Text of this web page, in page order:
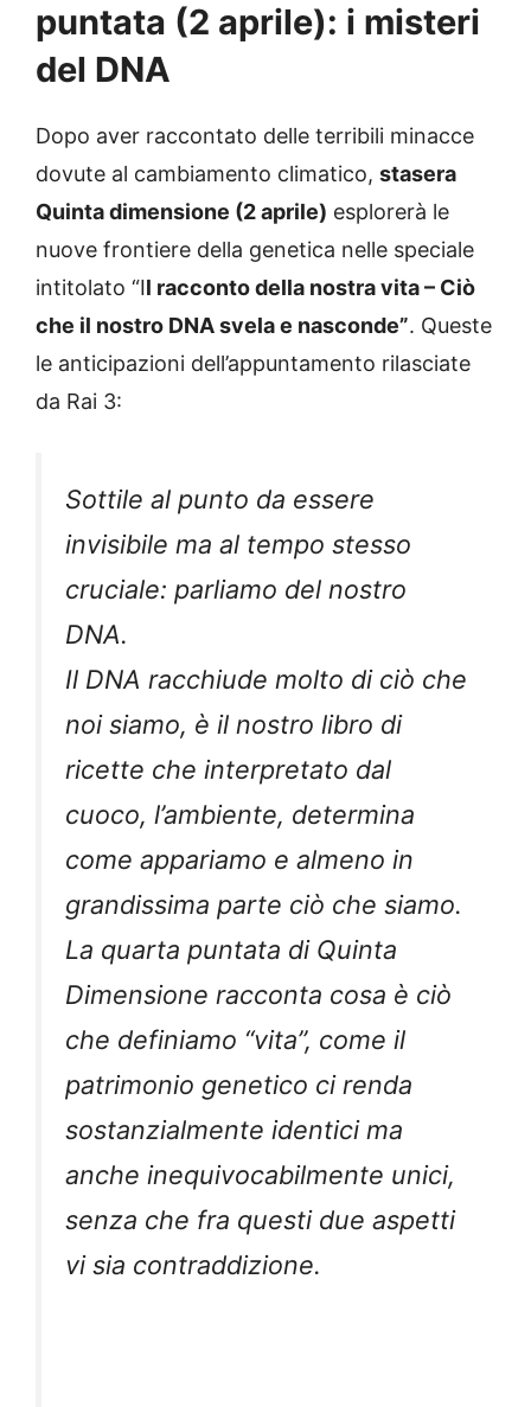
puntata (2 aprile): i misteri
del DNA
Dopo aver raccontato delle terribili minacce
dovute al cambiamento climatico, stasera
Quinta dimensione (2 aprile) esplorerà le
nuove frontiere della genetica nelle speciale
intitolato “Il racconto della nostra vita – Ciò
che il nostro DNA svela e nasconde”. Queste
le anticipazioni dell’appuntamento rilasciate
da Rai 3:
Sottile al punto da essere
invisibile ma al tempo stesso
cruciale: parliamo del nostro
DNA.
Il DNA racchiude molto di ciò che
noi siamo, è il nostro libro di
ricette che interpretato dal
cuoco, l’ambiente, determina
come appariamo e almeno in
grandissima parte ciò che siamo.
La quarta puntata di Quinta
Dimensione racconta cosa è ciò
che definiamo “vita”, come il
patrimonio genetico ci renda
sostanzialmente identici ma
anche inequivocabilmente unici,
senza che fra questi due aspetti
vi sia contraddizione.